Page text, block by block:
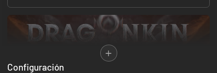
Configuración